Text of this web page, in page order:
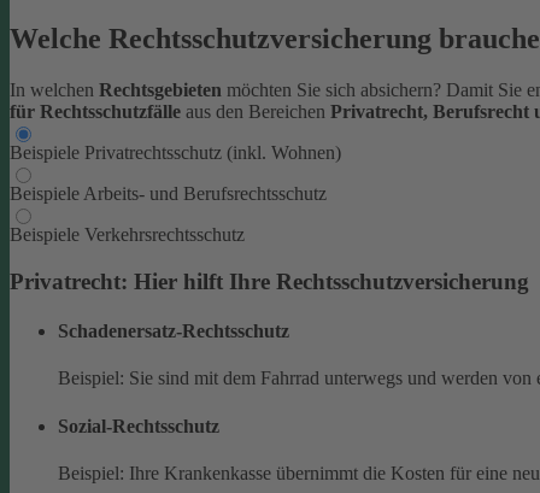
Welche Rechtsschutzversicherung
In welchen Rechtsgebieten möchten Sie sich absichern? Damit Sie
für Rechtsschutzfälle aus den Bereichen Privatrecht, Berufsrecht
Beispiele Privatrechtsschutz (inkl. Wohnen)
Beispiele Arbeits- und Berufsrechtsschutz
Beispiele Verkehrsrechtsschutz
Privatrecht: Hier hilft Ihre Rechtsschutzversicherung
Schadenersatz-Rechtsschutz
Beispiel: Sie sind mit dem Fahrrad unterwegs und werden
Sozial-Rechtsschutz
Beispiel: Ihre Krankenkasse übernimmt die Kosten für eine